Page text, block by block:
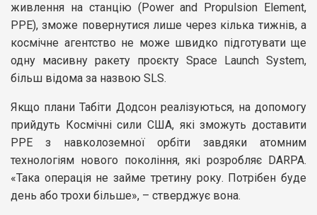
живлення на станцію (Power and Propulsion Element,
PPE), зможе повернутися лише через кілька тижнів, а
космічне агентство не може швидко підготувати ще
одну масивну ракету проєкту Space Launch System,
більш відома за назвою SLS.
Якщо плани Табіти Додсон реалізуються, на допомогу
прийдуть Космічні сили США, які зможуть доставити
PPE з навколоземної орбіти завдяки атомним
технологіям нового покоління, які розробляє DARPA.
«Така операція не займе третину року. Потрібен буде
день або трохи більше», – стверджує вона.